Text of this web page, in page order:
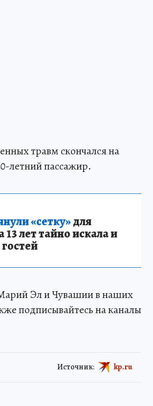
травм скончался на
летний пассажир.
«сетку»для
лет тайно искала и
Эл и Чувашии в наших
подписывайтесь на каналы
Источник: kp.ru